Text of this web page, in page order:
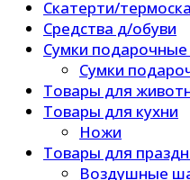
Скатерти/
Средства д/обуви
Сумки подарочные
Сумки
Товары для
Товары для кухни
Ножи
Товары для
Воздушные